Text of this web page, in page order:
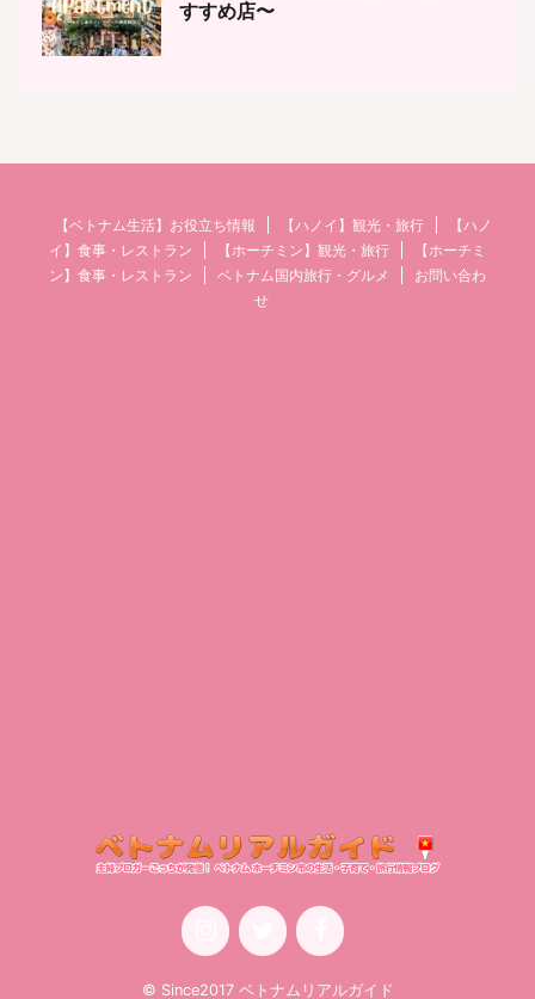
すすめ店〜
【ベトナム生活】お役立ち情報 【ハノイ】観光・旅行
【ハノ
イ】食事・レストラン
【ホーチミン】観光・旅行
【ホーチミ
ン】食事・レストラン
ベトナム国内旅行・グルメ
お問い合わ
せ
© Since2017 ベトナムリアルガイド